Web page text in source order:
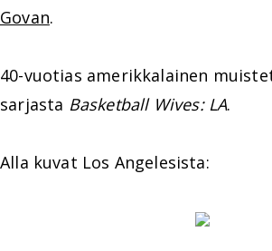
Govan.
40-vuotias amerikkalainen
sarjasta Basketball Wives: LA.
Alla kuvat Los Angelesista: